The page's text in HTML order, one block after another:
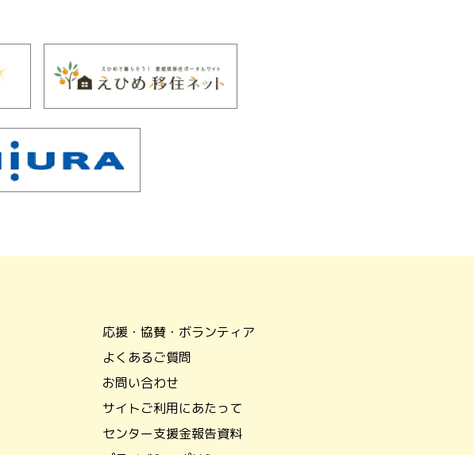
応援・協賛・ボランティア
よくあるご質問
お問い合わせ
サイトご利用にあたって
センター支援金報告資料